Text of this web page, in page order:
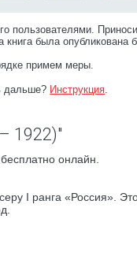
пользователями.
была опубликована
примем меры.
дальше? Инструкция.
1922)"
онлайн.
I ранга «Россия».